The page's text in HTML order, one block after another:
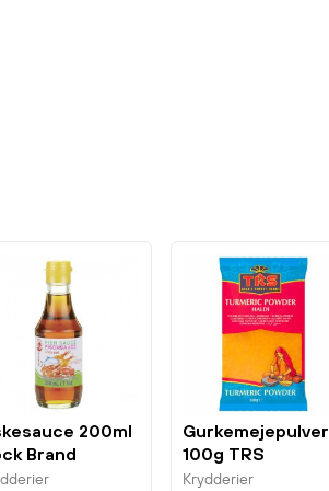
200ml
Brand
Gurkemejepulver
100g TRS
Krydderier